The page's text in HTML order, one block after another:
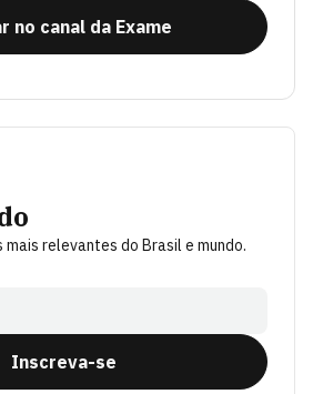
no canal da Exame
relevantes do Brasil e mundo.
Inscreva-se